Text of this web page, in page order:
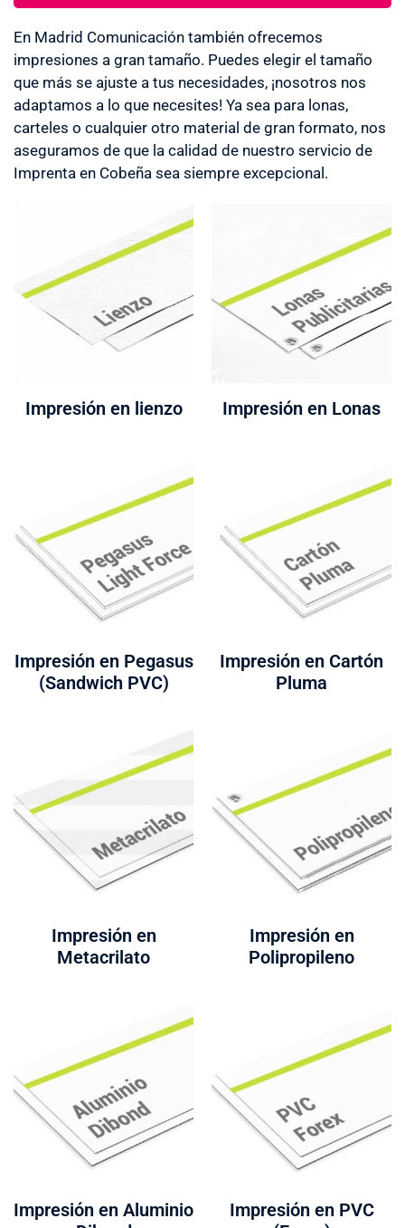
En Madrid Comunicación también ofrecemos
impresiones a gran tamaño. Puedes elegir el tamaño
que más se ajuste a tus necesidades, ¡nosotros nos
adaptamos a lo que necesites! Ya sea para lonas,
carteles o cualquier otro material de gran formato, nos
aseguramos de que la calidad de nuestro servicio de
Imprenta en Cobeña sea siempre excepcional.
Impresión en lienzo Impresión en Lonas
Impresión en Pegasus
(Sandwich PVC)
Impresión en Cartón
Pluma
Impresión en
Metacrilato
Impresión en
Polipropileno
Impresión en Aluminio
Impresión en PVC